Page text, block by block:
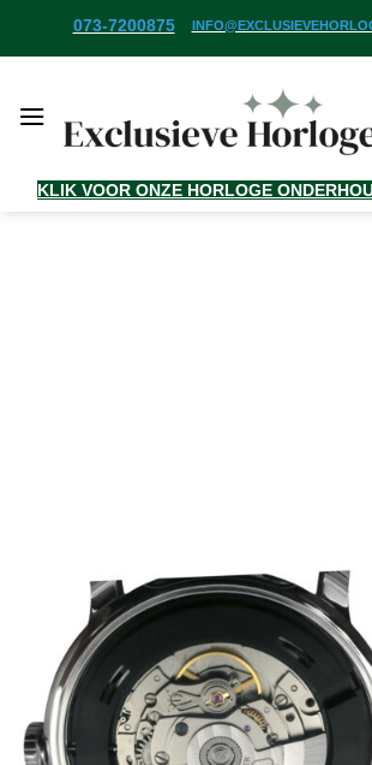
073-7200875
KLIK VOOR ONZE HORLOGE